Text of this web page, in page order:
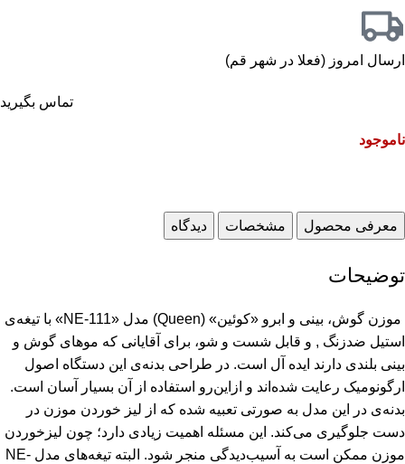
ارسال امروز (فعلا در شهر قم)
تماس بگیرید
ناموجود
معرفی محصول مشخصات دیدگاه
توضیحات
‌ موزن گوش، بینی و ابرو «کوئین» (Queen) مدل «NE-111» با تیغه‌ی
استیل ضدزنگ , و قابل شست و شو، برای آقایانی که موهای گوش و
بینی بلندی دارند ایده آل است. در طراحی بدنه‌ی این دستگاه اصول
ارگونومیک رعایت شده‌اند و ازاین‌رو استفاده از آن بسیار آسان است.
بدنه‌ی در این مدل به صورتی تعبیه شده که از لیز خوردن موزن در
دست جلوگیری می‌کند. این مسئله اهمیت زیادی دارد؛ چون لیزخوردن
موزن ممکن است به آسیب‌دیدگی منجر شود. البته تیغه‌های مدل NE-